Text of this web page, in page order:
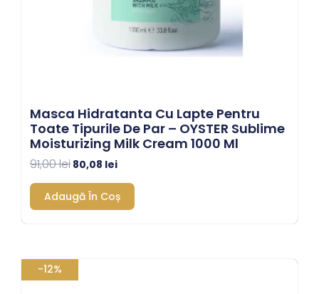
Masca Hidratanta Cu Lapte Pentru
Toate Tipurile De Par – OYSTER Sublime
Moisturizing Milk Cream 1000 Ml
91,00lei 80,08 lei
Adaugă În Coș
-12%
inițial